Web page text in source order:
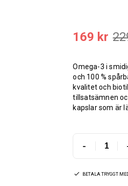
169 kr
Omega-3 i
och 100 %
kvalitet och
tillsatsämnen
kapslar som är
-
BETALA TRYGGT